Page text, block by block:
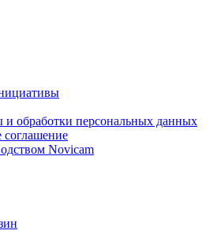
обработки персональных данных
соглашение
Novicam